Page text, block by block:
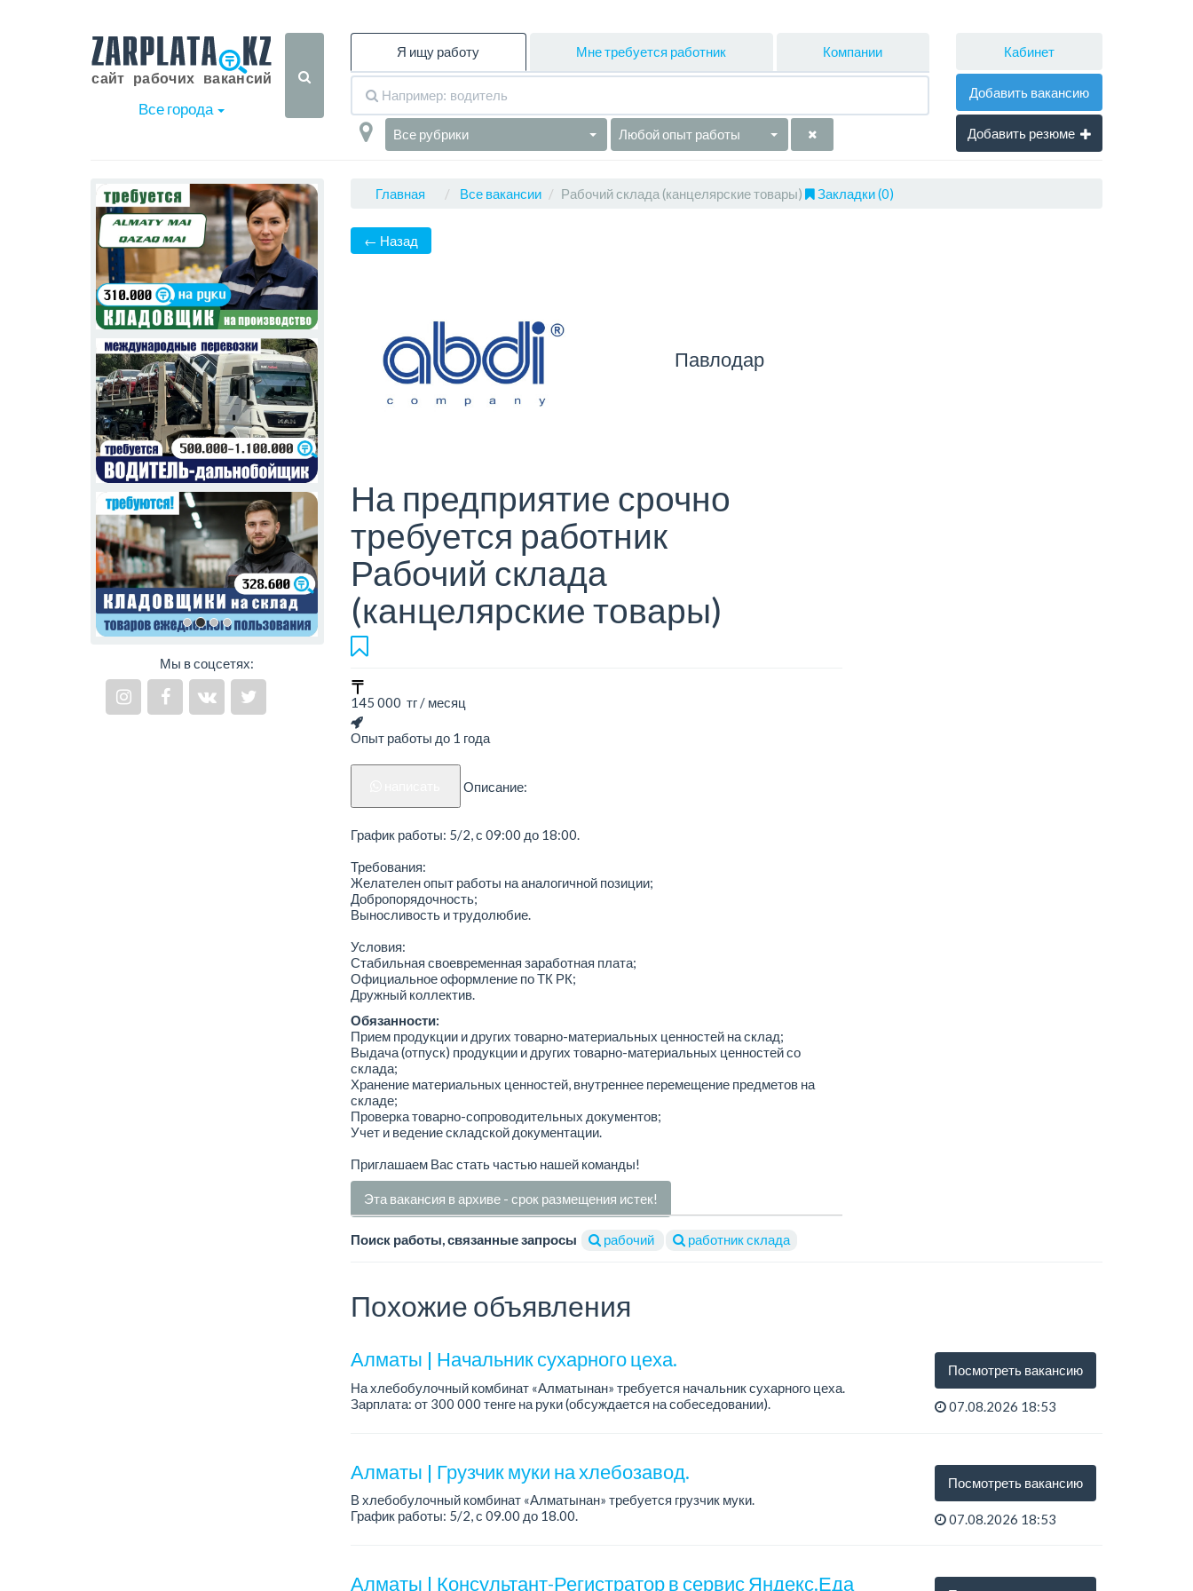
Все города
Я ищу работу Мне требуется работник Компании
Все рубрики Любой опыт работы
Кабинет
Добавить вакансию
Добавить резюме
Мы в соцсетях:
Главная Все вакансии Рабочий склада (канцелярские товары) Закладки (0)
← Назад
Павлодар
На предприятие срочно
требуется работник
Рабочий склада
(канцелярские товары)
145 000 тг / месяц
Опыт работы до 1 года
Описание:
График работы: 5/2, с 09:00 до 18:00.
Требования:
Желателен опыт работы на аналогичной позиции;
Добропорядочность;
Выносливость и трудолюбие.
Условия:
Стабильная своевременная заработная плата;
Официальное оформление по ТК РК;
Дружный коллектив.
Обязанности:
Прием продукции и других товарно-материальных ценностей на склад;
Выдача (отпуск) продукции и других товарно-материальных ценностей со
склада;
Хранение материальных ценностей, внутреннее перемещение предметов на
складе;
Проверка товарно-сопроводительных документов;
Учет и ведение складской документации.
Приглашаем Вас стать частью нашей команды!
Эта вакансия в архиве - срок размещения истек!
Поиск работы, связанные запросы рабочий работник склада
Похожие объявления
Алматы | Начальник сухарного цеха.
На хлебобулочный комбинат «Алматынан» требуется начальник сухарного цеха.
Зарплата: от 300 000 тенге на руки (обсуждается на собеседовании).
Посмотреть вакансию
07.08.2026 18:53
Алматы | Грузчик муки на хлебозавод.
В хлебобулочный комбинат «Алматынан» требуется грузчик муки.
График работы: 5/2, с 09.00 до 18.00.
Посмотреть вакансию
07.08.2026 18:53
Алматы | Консультант-Регистратор в сервис Яндекс.Еда